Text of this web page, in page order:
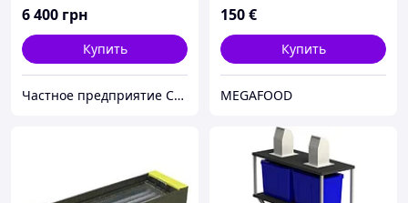
6 400 грн
Купить
Частное предприятие София Мед
150€
Купить
MEGAFOOD